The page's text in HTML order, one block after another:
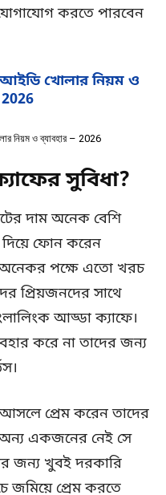
করতে পারবেন
আইডি খোলার নিয়ম ও
2026
নিয়ম ও ব্যাবহার – 2026
সুবিধা?
দাম অনেক বেশি
ফোন করেন
অনেকর পক্ষে এতো খরচ
প্রিয়জনদের সাথে
আড্ডা ক্যাফে।
করে না তাদের জন্য
প্রেম করেন তাদের
একজনের নেই সে
জন্য খুবই দরকারি
জমিয়ে প্রেম করতে